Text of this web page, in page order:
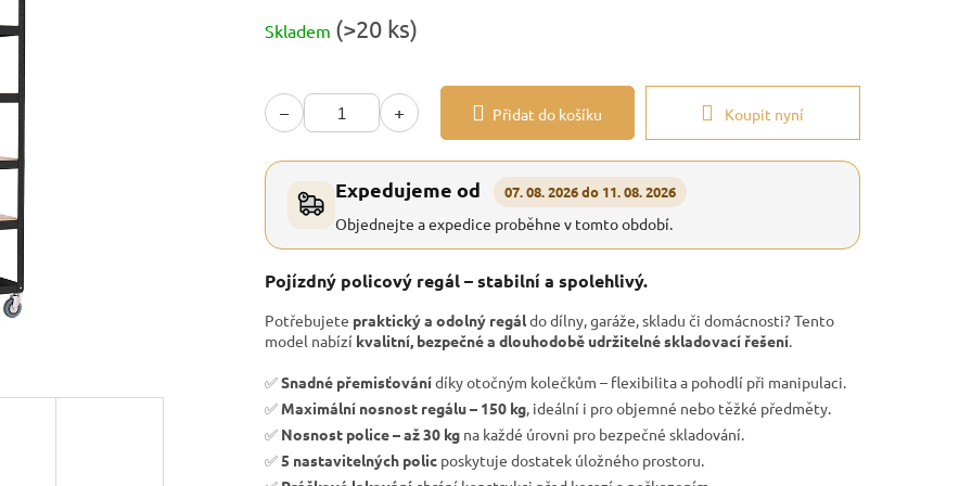
cena:
Skladem (>20 ks)
− + Přidat do košíku Koupit nyní
Expedujeme od 07. 08. 2026 do 11. 08. 2026
Objednejte a expedice proběhne v tomto období.
Pojízdný policový regál – stabilní a spolehlivý.
Potřebujete praktický a odolný regáldo dílny, garáže, skladu či domácnosti? Tento
model nabízí kvalitní, bezpečné a dlouhodobě udržitelné skladovací řešení.
✅Snadné přemisťovánídíky otočným kolečkům – flexibilita a pohodlí při manipulaci.
✅ Maximální nosnost regálu – 150 kg, ideální i pro objemné nebo těžké předměty.
✅ Nosnost police – až 30 kg na každé úrovni pro bezpečné skladování.
✅5 nastavitelných polic poskytuje dostatek úložného prostoru.